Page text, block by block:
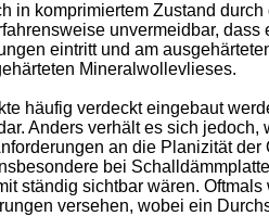
in komprimiertem Zustand
unvermeidbar,
eintritt und am
Mineralwollevlieses.
häufig verdeckt eingebaut
Anders verhält es sich
an die Planizität
bei
ständig sichtbar wären.
versehen, wobei ein